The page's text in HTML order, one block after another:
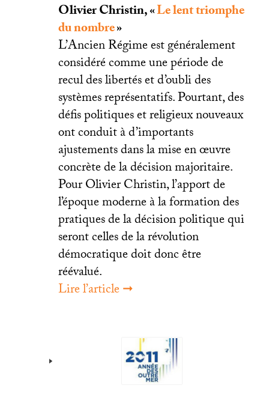
Olivier Christin, «Le lent triomphe
du nombre»
L’Ancien Régime est généralement
considéré comme une période de
recul des libertés et d’oubli des
systèmes représentatifs. Pourtant, des
défis politiques et religieux nouveaux
ont conduit à d’importants
ajustements dans la mise en œuvre
concrète de la décision majoritaire.
Pour Olivier Christin, l’apport de
l’époque moderne à la formation des
pratiques de la décision politique qui
seront celles de la révolution
démocratique doit donc être
réévalué.
Lire l’article ➞